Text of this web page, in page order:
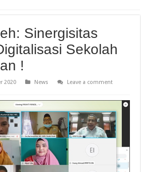
Sinergisitas
Sekolah
!
2020 News
Leave a comment